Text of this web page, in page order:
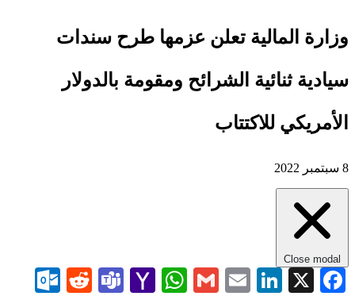
وزارة المالية تعلن عزمها طرح سندات
سيادية ثنائية الشرائح ومقومة بالدولار
الأمريكي للاكتتاب
8 سبتمبر 2022
Close modal
Facebook
X
LinkedIn
Email
Gmail
WhatsApp
Yahoo
Teams
Reddit